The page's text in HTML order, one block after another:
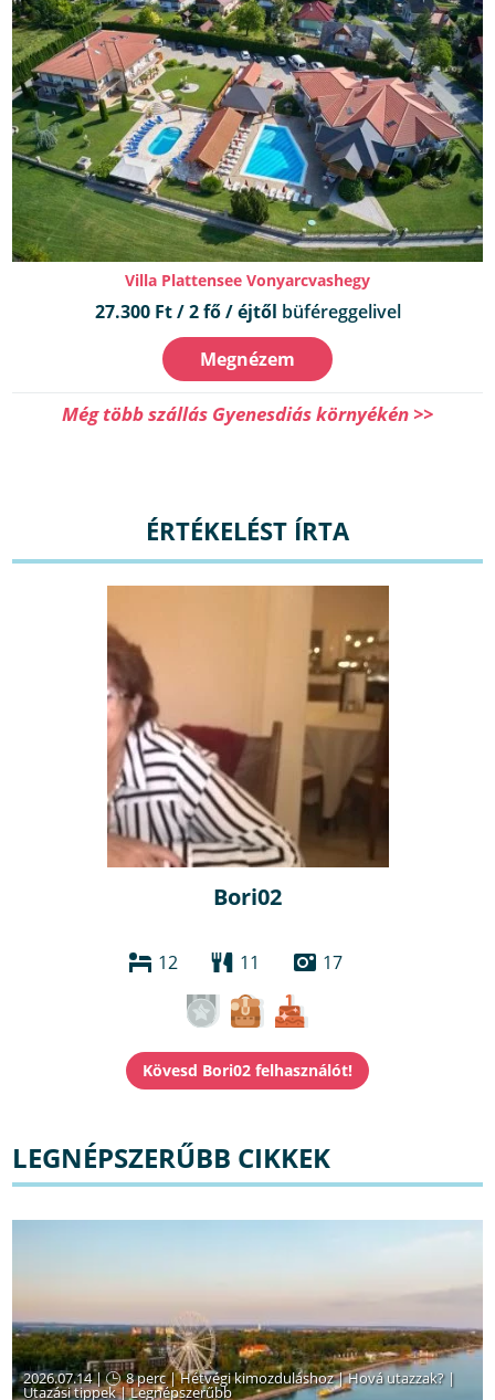
Villa Plattensee Vonyarcvashegy
27.300 Ft / 2 fő / éjtől büféreggelivel
Megnézem
Még több szállás Gyenesdiás környékén >>
ÉRTÉKELÉST ÍRTA
Bori02
12 11 17
LEGNÉPSZERŰBB CIKKEK
2026.07.14 | 8 perc|Hétvégi kimozduláshoz|Hová utazzak? |
Utazási tippek|Legnépszerűbb